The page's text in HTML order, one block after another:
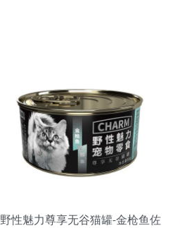
野性魅力尊享无谷猫罐-金枪鱼佐